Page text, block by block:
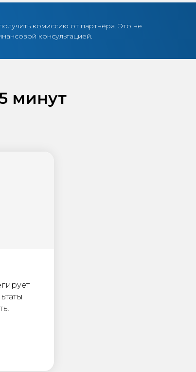
комиссию от партнёра. Это не
консультацией.
минут